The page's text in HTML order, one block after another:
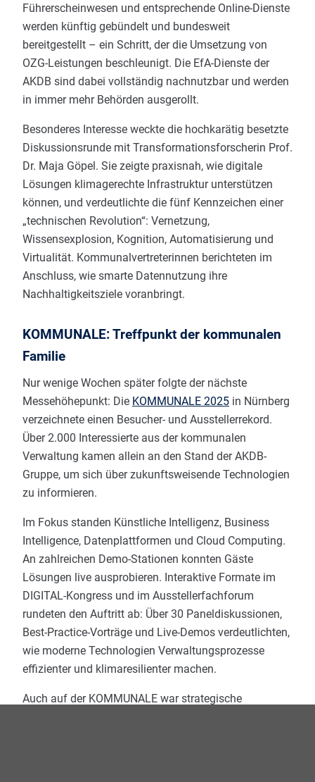
Führerscheinwesen und entsprechende Online-Dienste
werden künftig gebündelt und bundesweit
bereitgestellt – ein Schritt, der die Umsetzung von
OZG-Leistungen beschleunigt. Die EfA-Dienste der
AKDB sind dabei vollständig nachnutzbar und werden
in immer mehr Behörden ausgerollt.
Besonderes Interesse weckte die hochkarätig besetzte
Diskussionsrunde mit Transformationsforscherin Prof.
Dr. Maja Göpel. Sie zeigte praxisnah, wie digitale
Lösungen klimagerechte Infrastruktur unterstützen
können, und verdeutlichte die fünf Kennzeichen einer
„technischen Revolution“: Vernetzung,
Wissensexplosion, Kognition, Automatisierung und
Virtualität. Kommunalvertreterinnen berichteten im
Anschluss, wie smarte Datennutzung ihre
Nachhaltigkeitsziele voranbringt.
KOMMUNALE: Treffpunkt der kommunalen
Familie
Nur wenige Wochen später folgte der nächste
Messehöhepunkt: Die KOMMUNALE 2025 in Nürnberg
verzeichnete einen Besucher- und Ausstellerrekord.
Über 2.000 Interessierte aus der kommunalen
Verwaltung kamen allein an den Stand der AKDB-
Gruppe, um sich über zukunftsweisende Technologien
zu informieren.
Im Fokus standen Künstliche Intelligenz, Business
Intelligence, Datenplattformen und Cloud Computing.
An zahlreichen Demo-Stationen konnten Gäste
Lösungen live ausprobieren. Interaktive Formate im
DIGITAL-Kongress und im Ausstellerfachforum
rundeten den Auftritt ab: Über 30 Paneldiskussionen,
Best-Practice-Vorträge und Live-Demos verdeutlichten,
wie moderne Technologien Verwaltungsprozesse
effizienter und klimaresilienter machen.
Auch auf der KOMMUNALE war strategische